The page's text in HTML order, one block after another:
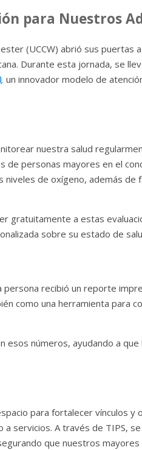
para Nuestros
(UCCW) abrió sus
Durante esta jornada, se
, un innovador modelo de
nuestra salud
de personas mayores en el
de oxígeno, además
gratuitamente a estas
sobre su estado de
recibió un reporte
como una herramienta para
esos números, ayudando a
para fortalecer vínculos
servicios. A través de TIPS,
que nuestros